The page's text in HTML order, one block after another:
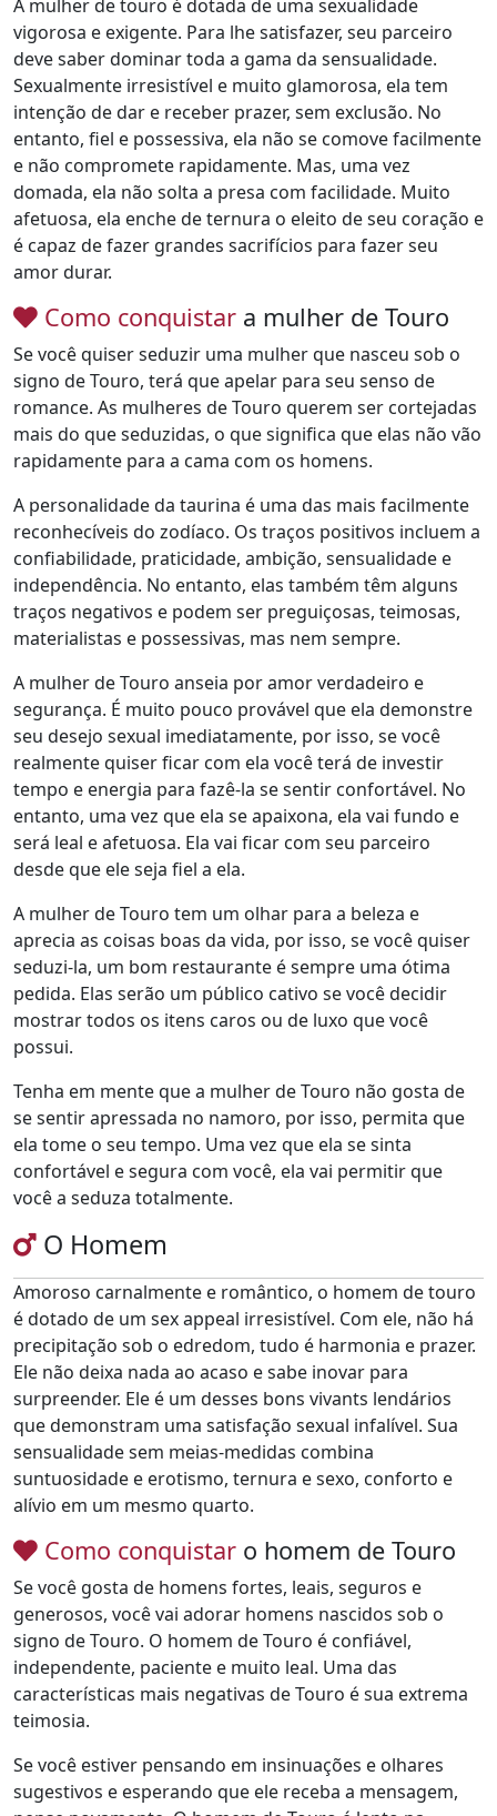
A mulher de touro é dotada de uma sexualidade
vigorosa e exigente. Para lhe satisfazer, seu parceiro
deve saber dominar toda a gama da sensualidade.
Sexualmente irresistível e muito glamorosa, ela tem
intenção de dar e receber prazer, sem exclusão. No
entanto, fiel e possessiva, ela não se comove facilmente
e não compromete rapidamente. Mas, uma vez
domada, ela não solta a presa com facilidade. Muito
afetuosa, ela enche de ternura o eleito de seu coração e
é capaz de fazer grandes sacrifícios para fazer seu
amor durar.
Como conquistar a mulher de Touro
Se você quiser seduzir uma mulher que nasceu sob o
signo de Touro, terá que apelar para seu senso de
romance. As mulheres de Touro querem ser cortejadas
mais do que seduzidas, o que significa que elas não vão
rapidamente para a cama com os homens.
A personalidade da taurina é uma das mais facilmente
reconhecíveis do zodíaco. Os traços positivos incluem a
confiabilidade, praticidade, ambição, sensualidade e
independência. No entanto, elas também têm alguns
traços negativos e podem ser preguiçosas, teimosas,
materialistas e possessivas, mas nem sempre.
A mulher de Touro anseia por amor verdadeiro e
segurança. É muito pouco provável que ela demonstre
seu desejo sexual imediatamente, por isso, se você
realmente quiser ficar com ela você terá de investir
tempo e energia para fazê-la se sentir confortável. No
entanto, uma vez que ela se apaixona, ela vai fundo e
será leal e afetuosa. Ela vai ficar com seu parceiro
desde que ele seja fiel a ela.
A mulher de Touro tem um olhar para a beleza e
aprecia as coisas boas da vida, por isso, se você quiser
seduzi-la, um bom restaurante é sempre uma ótima
pedida. Elas serão um público cativo se você decidir
mostrar todos os itens caros ou de luxo que você
possui.
Tenha em mente que a mulher de Touro não gosta de
se sentir apressada no namoro, por isso, permita que
ela tome o seu tempo. Uma vez que ela se sinta
confortável e segura com você, ela vai permitir que
você a seduza totalmente.
O Homem
Amoroso carnalmente e romântico, o homem de touro
é dotado de um sex appeal irresistível. Com ele, não há
precipitação sob o edredom, tudo é harmonia e prazer.
Ele não deixa nada ao acaso e sabe inovar para
surpreender. Ele é um desses bons vivants lendários
que demonstram uma satisfação sexual infalível. Sua
sensualidade sem meias-medidas combina
suntuosidade e erotismo, ternura e sexo, conforto e
alívio em um mesmo quarto.
Como conquistar o homem de Touro
Se você gosta de homens fortes, leais, seguros e
generosos, você vai adorar homens nascidos sob o
signo de Touro. O homem de Touro é confiável,
independente, paciente e muito leal. Uma das
características mais negativas de Touro é sua extrema
teimosia.
Se você estiver pensando em insinuações e olhares
sugestivos e esperando que ele receba a mensagem,